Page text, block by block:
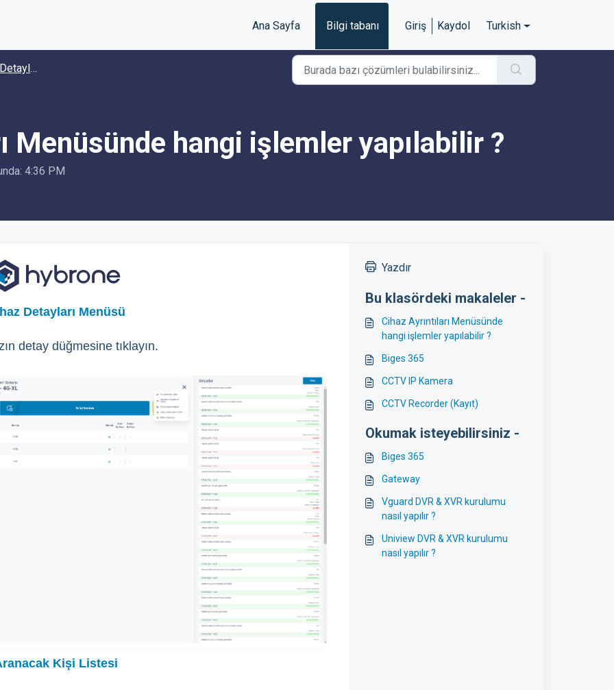
Ana Sayfa Bilgi tabanı Giriş Kaydol Turkish
Menüsünde hangi işlemler yapılabilir ?
4:36 PM
Detayları Menüsü
detay düğmesine tıklayın.
Kişi Listesi
Yazdır
Bu klasördeki makaleler -
Cihaz Ayrıntıları Menüsünde
hangi işlemler yapılabilir ?
Biges 365
CCTV IP Kamera
CCTV Recorder (Kayıt)
Okumak isteyebilirsiniz -
Biges 365
Gateway
Vguard DVR & XVR kurulumu
nasıl yapılır ?
Uniview DVR & XVR kurulumu
nasıl yapılır ?